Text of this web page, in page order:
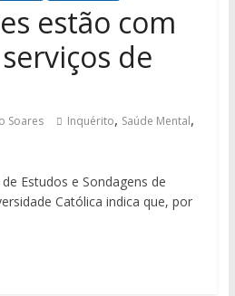
estão com
de
Soares Inquérito, Saúde Mental,
Estudos e Sondagens de
Católica indica que, por